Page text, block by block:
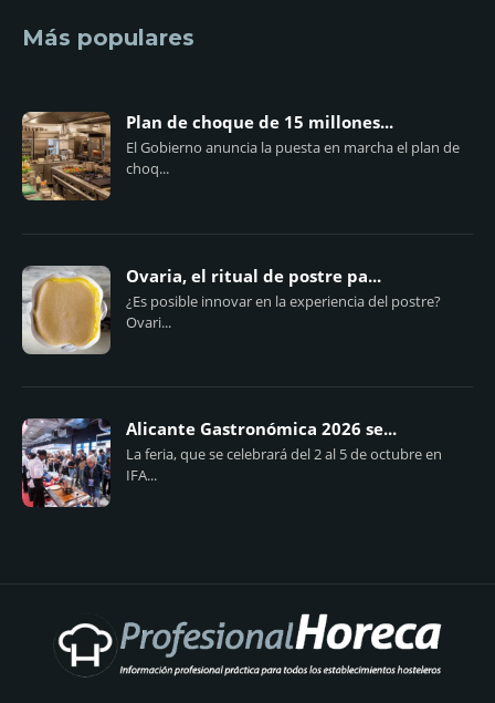
Más populares
Plan de choque de 15 millones...
El Gobierno anuncia la puesta en marcha el plan de
choq...
Ovaria, el ritual de postre pa...
¿Es posible innovar en la experiencia del postre?
Ovari...
Alicante Gastronómica 2026 se...
La feria, que se celebrará del 2 al 5 de octubre en
IFA...